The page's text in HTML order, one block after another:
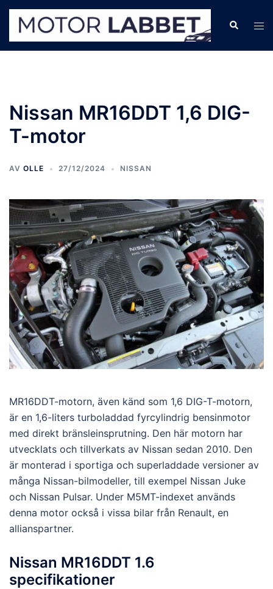
Hoppa
innehåll
Sök
Slå
Nissan MR16DDT 1,6 DIG-
T-motor
AV OLLE 27/12/2024 NISSAN
MR16DDT-motorn, även känd som 1,6 DIG-T-motorn,
är en 1,6-liters turboladdad fyrcylindrig bensinmotor
med direkt bränsleinsprutning. Den här motorn har
utvecklats och tillverkats av Nissan sedan 2010. Den
är monterad i sportiga och superladdade versioner av
många Nissan-bilmodeller, till exempel Nissan Juke
och Nissan Pulsar. Under M5MT-indexet används
denna motor också i vissa bilar från Renault, en
allianspartner.
Nissan MR16DDT 1.6
specifikationer